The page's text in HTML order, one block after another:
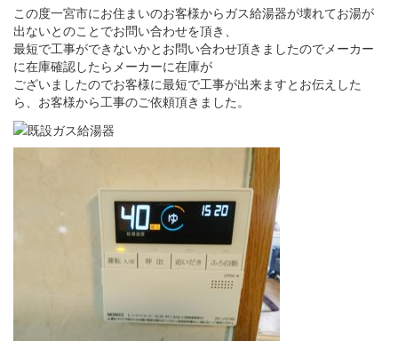
この度一宮市にお住まいのお客様からガス給湯器が壊れてお湯が
出ないとのことでお問い合わせを頂き、
最短で工事ができないかとお問い合わせ頂きましたのでメーカー
に在庫確認したらメーカーに在庫が
ございましたのでお客様に最短で工事が出来ますとお伝えした
ら、お客様から工事のご依頼頂きました。